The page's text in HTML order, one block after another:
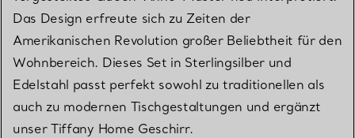
Das Design erfreute sich zu Zeiten der
Amerikanischen Revolution großer Beliebtheit für den
Wohnbereich. Dieses Set in Sterlingsilber und
Edelstahl passt perfekt sowohl zu traditionellen als
auch zu modernen Tischgestaltungen und ergänzt
unser Tiffany Home Geschirr.